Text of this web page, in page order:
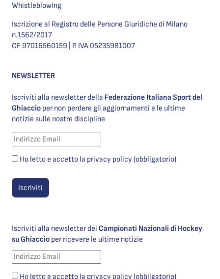
Whistleblowing
Iscrizione al Registro delle Persone Giuridiche di Milano
n.1562/2017
CF 97016560159 | P. IVA 05235981007
NEWSLETTER
Iscriviti alla newsletter della Federazione Italiana Sport del
Ghiaccio per non perdere gli aggiornamenti e le ultime
notizie sulle nostre discipline
Ho letto e accetto la privacy policy (obbligatorio)
Iscriviti alla newsletter dei Campionati Nazionali di Hockey
su Ghiaccio per ricevere le ultime notizie
Ho letto e accetto la privacy policy (obbligatorio)